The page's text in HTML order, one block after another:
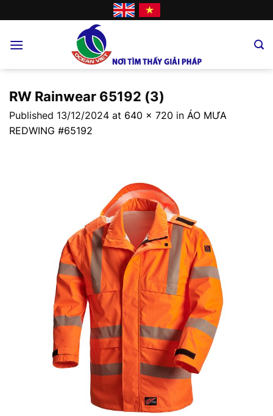
to
RW Rainwear 65192 (3)
Published 13/12/2024 at 640 × 720 in ÁO MƯA
REDWING #65192